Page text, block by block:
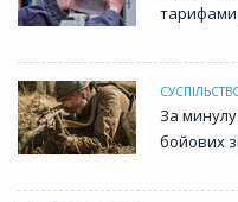
тарифами
За
бойових